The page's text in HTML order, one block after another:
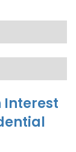
Interest